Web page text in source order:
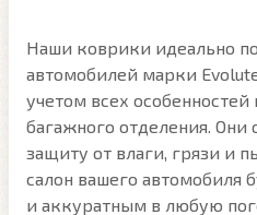
Наши коврики идеально
автомобилей марки
учетом всех
багажного отделения. Они
защиту от влаги, грязи и
салон вашего автомобиля
и аккуратным в любую